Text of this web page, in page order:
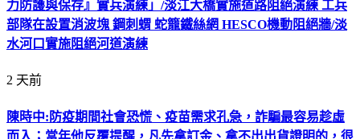
力防護與保存』實兵演練」/淡江大橋實施道路阻絕演練 工兵
部隊在設置消波塊 鋼刺蝟 蛇籠鐵絲網 HESCO機動阻絕牆/淡
水河口實施阻絕河道演練
2 天前
陳時中:防疫期間社會恐慌、疫苗需求孔急，詐騙最容易趁虛
而入；當年他反覆提醒，凡先拿訂金、拿不出出貨證明的，很